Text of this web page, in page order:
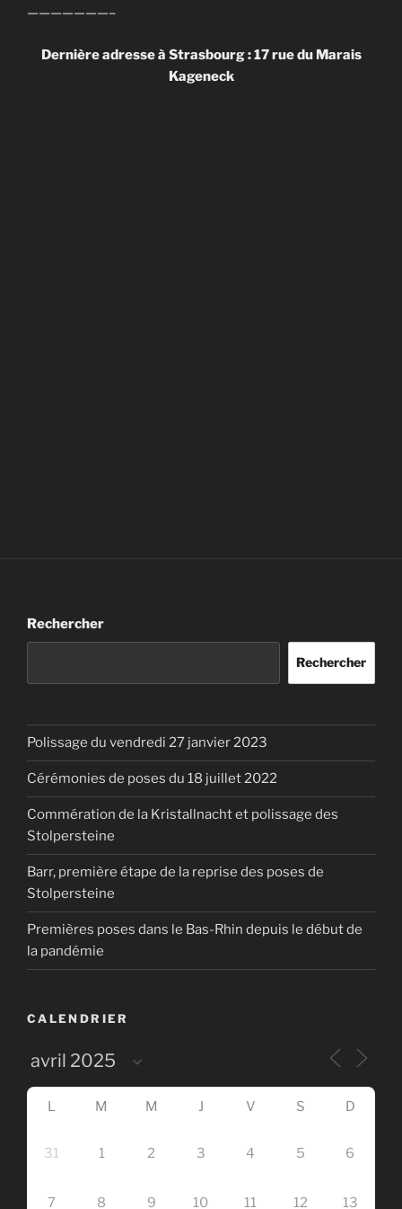
———————–
Dernière adresse à Strasbourg : 17 rue du Marais
Kageneck
Rechercher
Rechercher
Polissage du vendredi 27 janvier 2023
Cérémonies de poses du 18 juillet 2022
Commération de la Kristallnacht et polissage des
Stolpersteine
Barr, première étape de la reprise des poses de
Stolpersteine
Premières poses dans le Bas-Rhin depuis le début de
la pandémie
CALENDRIER
L M M J V S D
31 1 2 3 4 5 6
7 8 9 10 11 12 13